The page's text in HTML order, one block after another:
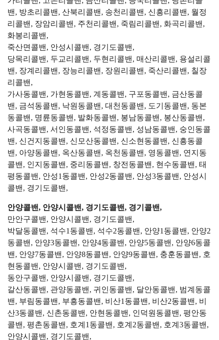
밴, 방초리콜밴, 산북리콜밴, 송천리콜밴, 신흥리콜밴, 월정
리콜밴, 장암리콜밴, 주천리콜밴, 죽림리콜밴, 화곡리콜밴,
화봉리콜밴,
죽산면콜밴, 안성시콜밴, 경기도콜밴,
당목리콜밴, 두교리콜밴, 두현리콜밴, 매산리콜밴, 용설리콜
밴, 장계리콜밴, 장능리콜밴, 장원리콜밴, 죽산리콜밴, 칠장
리콜밴,
가사동콜밴, 가현동콜밴, 계동콜밴, 구포동콜밴, 금산동콜
밴, 금석동콜밴, 낙원동콜밴, 대천동콜밴, 도기동콜밴, 동본
동콜밴, 명륜동콜밴, 발화동콜밴, 봉남동콜밴, 봉산동콜밴,
사곡동콜밴, 서인동콜밴, 석정동콜밴, 성남동콜밴, 숭인동콜
밴, 신건지동콜밴, 신모산동콜밴, 신소현동콜밴, 신흥동콜
밴, 아양동콜밴, 옥산동콜밴, 옥천동콜밴, 영동콜밴, 연지동
콜밴, 인지동콜밴, 중리동콜밴, 창전동콜밴, 현수동콜밴, 태
평동콜밴, 안성1동콜밴, 안성2동콜밴, 안성3동콜밴, 안성시
콜밴, 경기도콜밴,
안양콜밴, 안양시콜밴, 경기도콜밴, 경기콜밴,
만안구콜밴, 안양시콜밴, 경기도콜밴,
박달동콜밴, 석수1동콜밴, 석수2동콜밴, 안양1동콜밴, 안양2
동콜밴, 안양3동콜밴, 안양4동콜밴, 안양5동콜밴, 안양6동콜
밴, 안양7동콜밴, 안양8동콜밴, 안양9동콜밴, 충훈동콜밴, 호
현동콜밴, 안양시콜밴, 경기도콜밴,
동안구콜밴, 안양시콜밴, 경기도콜밴,
갈산동콜밴, 관양동콜밴, 귀인동콜밴, 달안동콜밴, 범계동콜
밴, 부림동콜밴, 부흥동콜밴, 비산1동콜밴, 비산2동콜밴, 비
산3동콜밴, 신촌동콜밴, 안현동콜밴, 인덕원동콜밴, 평안동
콜밴, 평촌동콜밴, 호계1동콜밴, 호계2동콜밴, 호계3동콜밴,
안양시콜밴, 경기도콜밴,